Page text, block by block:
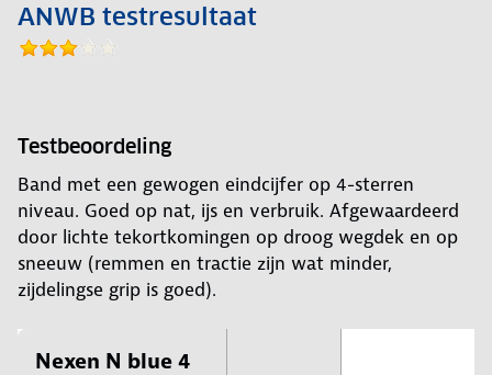
ANWB testresultaat
Testbeoordeling
Band met een gewogen eindcijfer op 4-sterren
niveau. Goed op nat, ijs en verbruik. Afgewaardeerd
door lichte tekortkomingen op droog wegdek en op
sneeuw (remmen en tractie zijn wat minder,
zijdelingse grip is goed).
Nexen N blue 4